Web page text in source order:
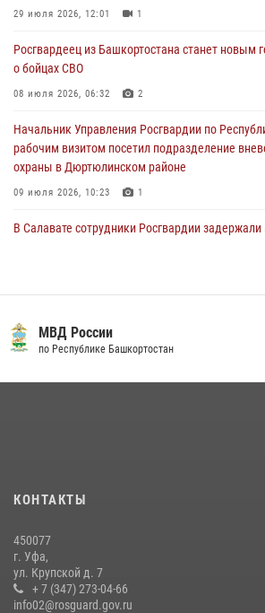
30 июля 2026, 12:54
В Уфе росгвардецы задержали дебошира,
за преступления против половой
29 июля 2026, 12:01 1
29 июля 2026, 12:01 1
Росгвардеец из Башкортостана станет новым
о бойцах СВО
08 июля 2026, 06:32 2
Начальник Управления Росгвардии по
рабочим визитом посетил подразделение
охраны в Дюртюлинском районе
09 июля 2026, 10:23 1
В Салавате сотрудники Росгвардии задержали
Росгвардии и фондом «Защитники Отечества»
16 июля 2026, 07:20 5
В Башкортостане спецподразделения
навыки беспарашютного десантирования
28 июля 2026, 11:10
МВД России
по Республике Башкортостан
КОНТАКТЫ
450077
г. Уфа,
ул. Крупской д. 7
+ 7 (347) 273-04-66
info02@rosguard.gov.ru